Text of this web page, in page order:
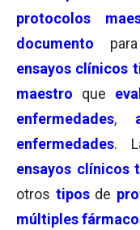
protocolos
documento
ensayos clínicos
maestro que
enfermedades,
enfermedades.
ensayos clínicos
otros tiposde
múltiples